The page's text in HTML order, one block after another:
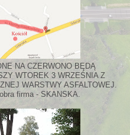
NA CZERWONO BĘDĄ
WTOREK 3 WRZEŚNIA Z
WARSTWY ASFALTOWEJ.
firma - SKANSKA.